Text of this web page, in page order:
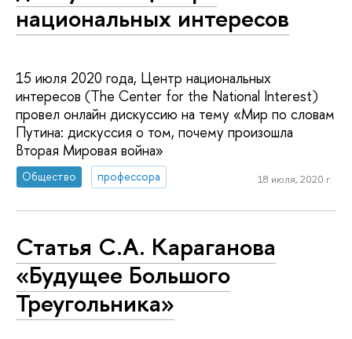
национальных интересов
15 июля 2020 года, Центр национальных
интересов (The Center for the National Interest)
провел онлайн дискуссию на тему «Мир по словам
Путина: дискуссия о том, почему произошла
Вторая Мировая война»
Общество профессора 18 июля, 2020 г.
Статья С.А. Караганова
«Будущее Большого
Треугольника»